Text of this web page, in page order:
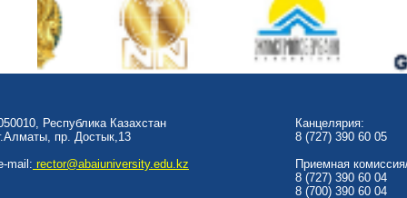
Республика Казахстан
пр. Достык,13
mail: rector@abaiuniversity.edu.kz
Канцелярия:
8 (727) 390 60 05
Приемная
8 (727) 390 60 04
8 (700) 390 60 04